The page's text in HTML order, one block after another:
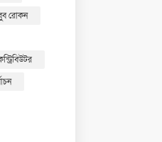
রোকন